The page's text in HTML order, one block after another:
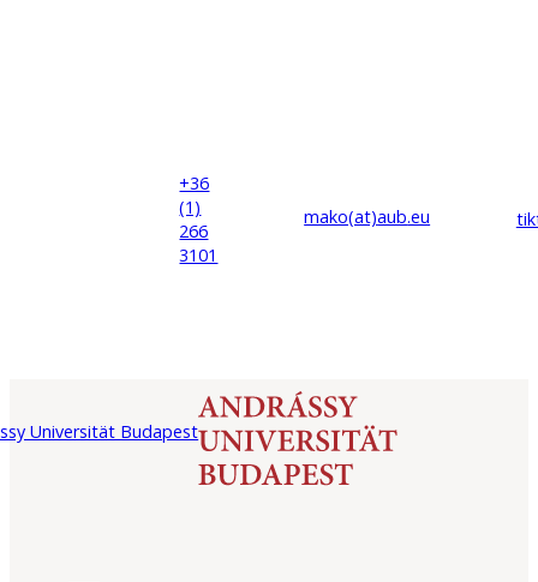
+36
(1)
266
3101
mako(at)aub.eu